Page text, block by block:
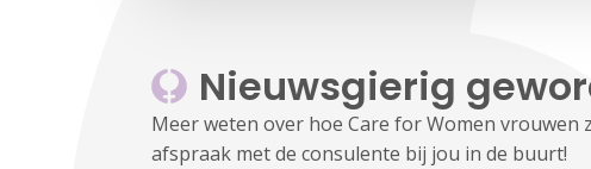
Nieuwsgierig
Meer weten over hoe Care for Women vrouwen
afspraak met de consulente bij jou in de buurt!